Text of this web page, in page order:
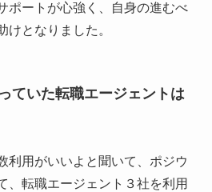
ポートが心強く、自身の進むべ
けとなりました。
ていた転職エージェントは
利用がいいよと聞いて、ポジウ
、転職エージェント３社を利用